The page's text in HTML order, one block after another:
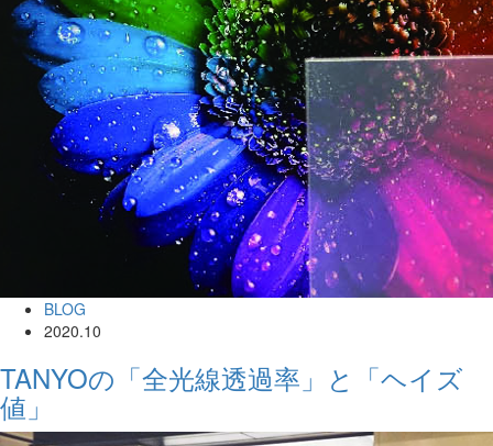
BLOG
2020.10
TANYOの「全光線透過率」と「ヘイズ
値」